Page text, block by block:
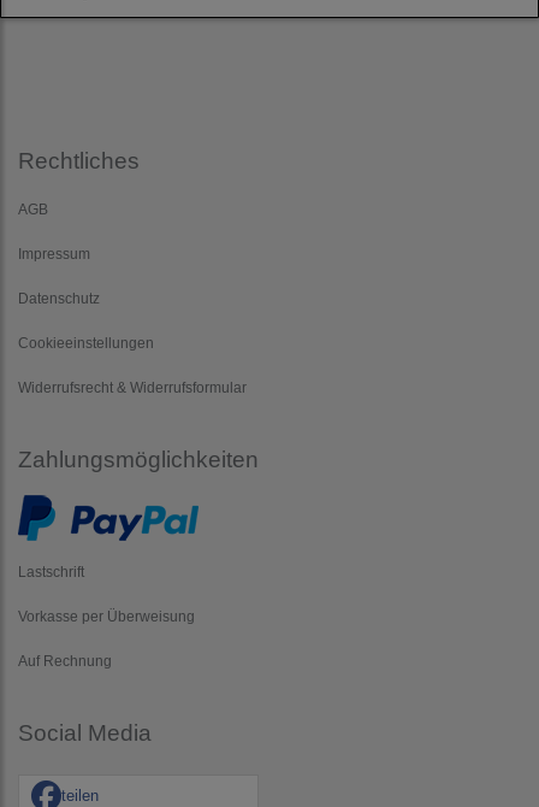
Rechtliches
AGB
Impressum
Datenschutz
Cookieeinstellungen
Widerrufsrecht & Widerrufsformular
Zahlungsmöglichkeiten
Lastschrift
Vorkasse per Überweisung
Auf Rechnung
Social Media
teilen